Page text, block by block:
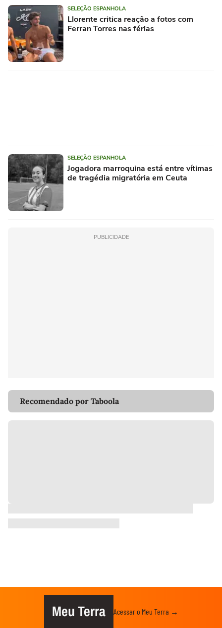
SELEÇÃO ESPANHOLA
Llorente critica reação a fotos com
Ferran Torres nas férias
SELEÇÃO ESPANHOLA
Jogadora marroquina está entre vítimas
de tragédia migratória em Ceuta
PUBLICIDADE
Recomendado por Taboola
Meu Terra Acessar o Meu Terra →